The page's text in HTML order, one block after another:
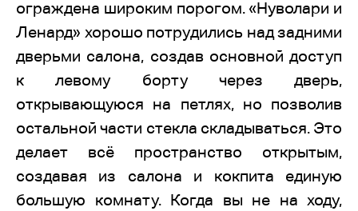
ограждена широким порогом. «Нуволари и
Ленард» хорошо потрудились над задними
дверьми салона, создав основной доступ
к левому борту через дверь,
открывающуюся на петлях, но позволив
остальной части стекла складываться. Это
делает всё пространство открытым,
создавая из салона и кокпита единую
большую комнату. Когда вы не на ходу,